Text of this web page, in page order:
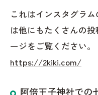
阿倍王子神社での
これはインスタグラ
は他にもたくさんの
ージをご覧ください。
https://2kiki.com/